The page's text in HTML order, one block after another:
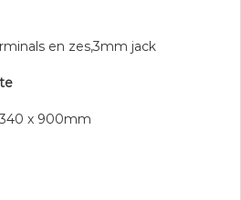
en zes,3mm jack
x 900mm